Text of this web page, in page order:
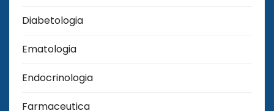
Diabetologia
Ematologia
Endocrinologia
Farmaceutica